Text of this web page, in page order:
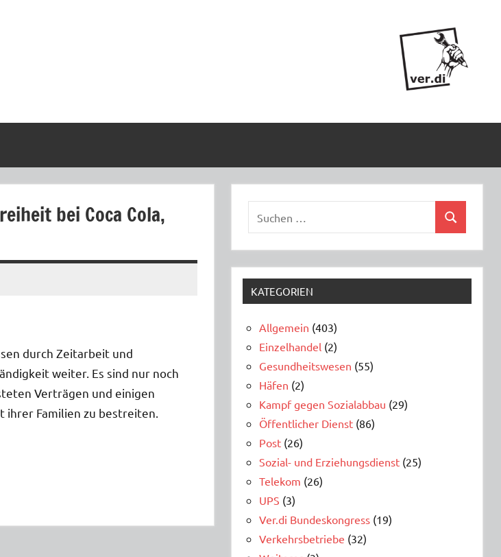
bei Coca Cola,
durch Zeitarbeit und
weiter. Es sind nur noch
Verträgen und einigen
ihrer Familien zu bestreiten.
nach:
Suchen
KATEGORIEN
Allgemein (403)
Einzelhandel (2)
Gesundheitswesen (55)
Häfen (2)
Kampf gegen Sozialabbau (29)
Öffentlicher Dienst (86)
Post (26)
Sozial- und Erziehungsdienst (25)
Telekom (26)
UPS (3)
Ver.di Bundeskongress (19)
Verkehrsbetriebe (32)